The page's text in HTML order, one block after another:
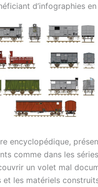
d’infographies
encyclopédique,
comme dans les
un volet mal
les matériels